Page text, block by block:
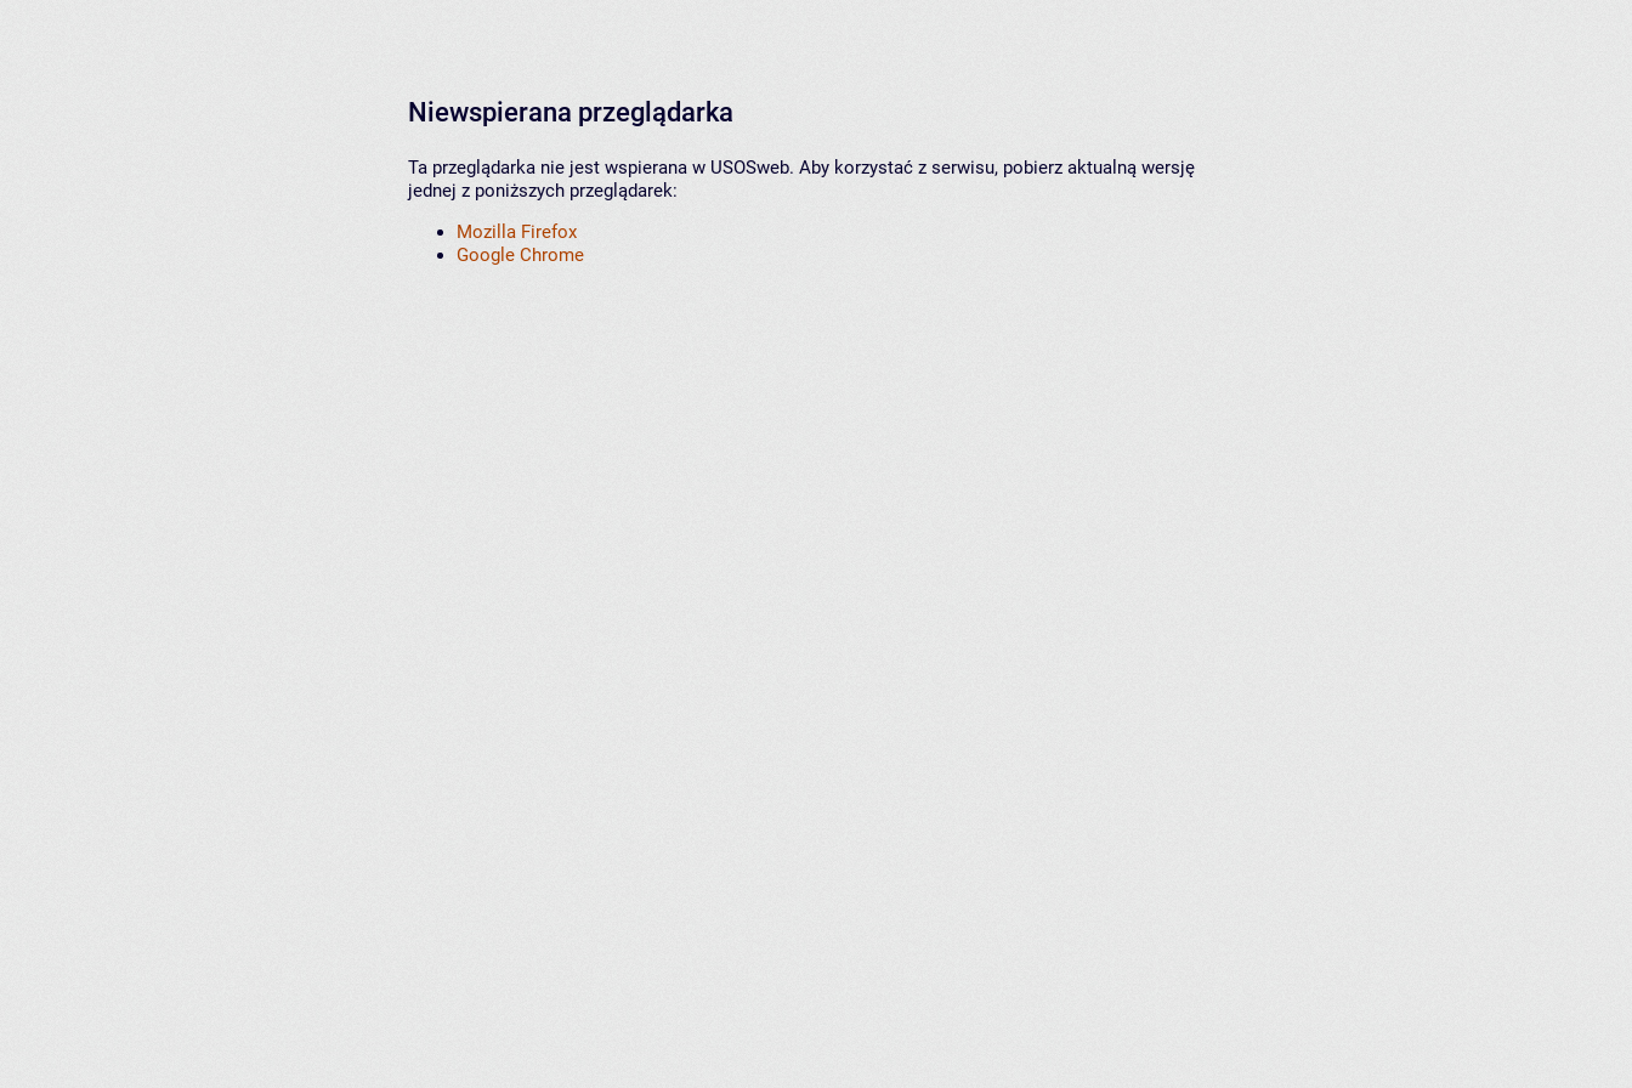
Niewspierana przeglądarka
Ta przeglądarka nie jest wspierana w USOSweb. Aby korzystać z serwisu, pobierz aktualną wersję
jednej z poniższych przeglądarek:
Mozilla Firefox
Google Chrome